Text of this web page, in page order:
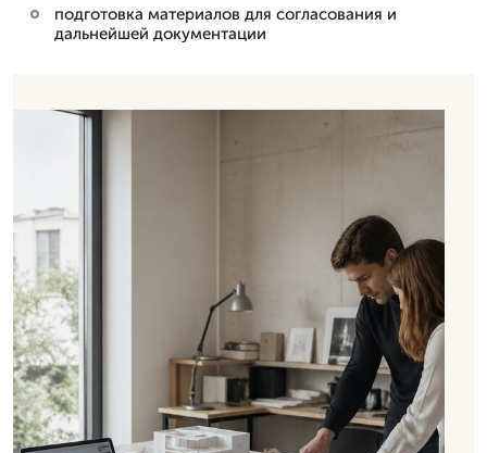
подготовка материалов для согласования и
дальнейшей документации